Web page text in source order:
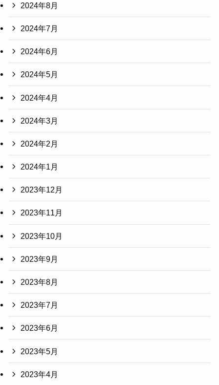
2024年8月
2024年7月
2024年6月
2024年5月
2024年4月
2024年3月
2024年2月
2024年1月
2023年12月
2023年11月
2023年10月
2023年9月
2023年8月
2023年7月
2023年6月
2023年5月
2023年4月